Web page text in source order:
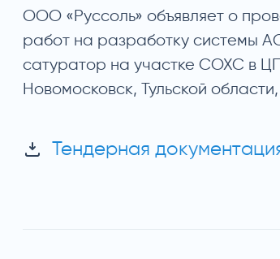
ООО «Руссоль» объявляет о
работ на разработку системы
сатуратор на участке СОХС в
Новомосковск, Тульской
Тендерная